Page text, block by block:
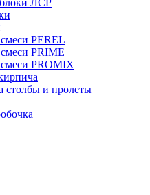
PEREL
PRIME
PROMIX
столбы и пролеты